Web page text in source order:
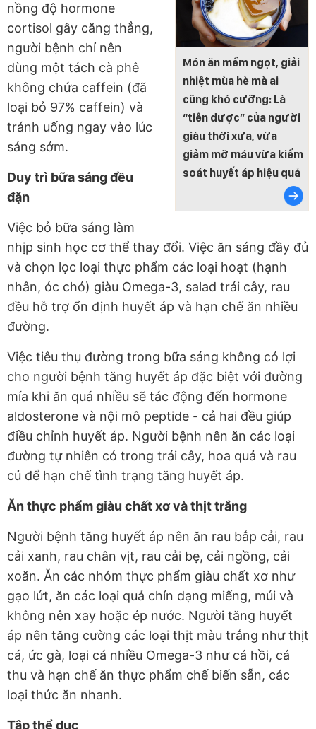
Món ăn mềm ngọt, giải
nhiệt mùa hè mà ai
cũng khó cưỡng: Là
“tiên dược” của người
giàu thời xưa, vừa
giảm mỡ máu vừa kiểm
soát huyết áp hiệu quả
nồng độ hormone
cortisol gây căng thẳng,
người bệnh chỉ nên
dùng một tách cà phê
không chứa caffein (đã
loại bỏ 97% caffein) và
tránh uống ngay vào lúc
sáng sớm.
Duy trì bữa sáng đều
đặn
Việc bỏ bữa sáng làm
nhịp sinh học cơ thể thay đổi. Việc ăn sáng đầy đủ
và chọn lọc loại thực phẩm các loại hoạt (hạnh
nhân, óc chó) giàu Omega-3, salad trái cây, rau
đều hỗ trợ ổn định huyết áp và hạn chế ăn nhiều
đường.
Việc tiêu thụ đường trong bữa sáng không có lợi
cho người bệnh tăng huyết áp đặc biệt với đường
mía khi ăn quá nhiều sẽ tác động đến hormone
aldosterone và nội mô peptide - cả hai đều giúp
điều chỉnh huyết áp. Người bệnh nên ăn các loại
đường tự nhiên có trong trái cây, hoa quả và rau
củ để hạn chế tình trạng tăng huyết áp.
Ăn thực phẩm giàu chất xơ và thịt trắng
Người bệnh tăng huyết áp nên ăn rau bắp cải, rau
cải xanh, rau chân vịt, rau cải bẹ, cải ngồng, cải
xoăn. Ăn các nhóm thực phẩm giàu chất xơ như
gạo lứt, ăn các loại quả chín dạng miếng, múi và
không nên xay hoặc ép nước. Người tăng huyết
áp nên tăng cường các loại thịt màu trắng như thịt
cá, ức gà, loại cá nhiều Omega-3 như cá hồi, cá
thu và hạn chế ăn thực phẩm chế biến sẵn, các
loại thức ăn nhanh.
Tập thể dục